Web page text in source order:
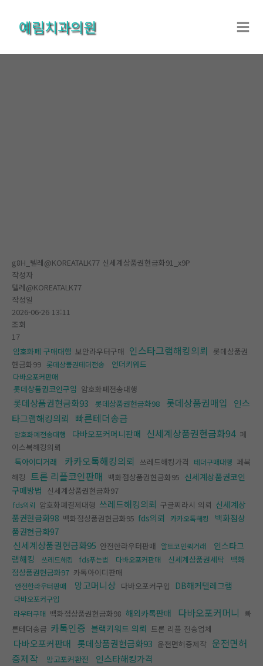
건
예림치과의원
g8H_텔레@KOREATALK77 신세계상품권현금화91_x9P
작성자
텔레@KOREATALK77
작성일
2026-06-26 13:11
조회
17
암호화폐 구매대행 보안라우터구매 인스타그램해킹의뢰 롯데상품권
현금화99 롯데상품권테더전송 언더키워드
다바오포커판매
롯데상품권코인구입 암호화폐전송대행
롯데상품권현금화93 롯데상품권현금화98 롯데상품권매입
인스
타그램해킹의뢰
빠른테더송금
암호화폐전송대행 다바오포커머니판매 신세계상품권현금화94 페
이스북해킹의뢰
톡아이디거래
카카오톡해킹의뢰 쓰레드해킹가격 테더구매대행 페북
해킹 트론 리플코인판매 백화점상품권현금화95 신세계상품권코인
구매방법 신세계상품권현금화97
fds의뢰 암호화폐결제대행 쓰레드해킹의뢰 구글찌라시 의뢰 신세계상
품권현금화98 백화점상품권현금화95 fds의뢰 카카오톡해킹
백화점상
품권현금화97
신세계상품권현금화95 안전한라우터판매 알트코인퀵거래
인스타그
램해킹
쓰레드해킹 fds푸는법 다바오포커판매 신세계상품권세탁
백화
점상품권현금화97 카톡아이디판매
안전한라우터판매 망고머니상 다바오포커구입 DB해커텔레그램
다바오포커구입
라우터구매 백화점상품권현금화98 해외카톡판매 다바오포커머니 빠
른테더송금 카톡인증 블랙키워드 의뢰 트론 리플 전송업체
다바오포커판매 롯데상품권현금화93 운전면허증제작 운전면허
증제작
망고포커환전
인스타해킹가격